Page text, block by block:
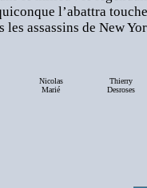
l’abattra
les assassins de New
Nicolas
Marié
Thierry
Desroses